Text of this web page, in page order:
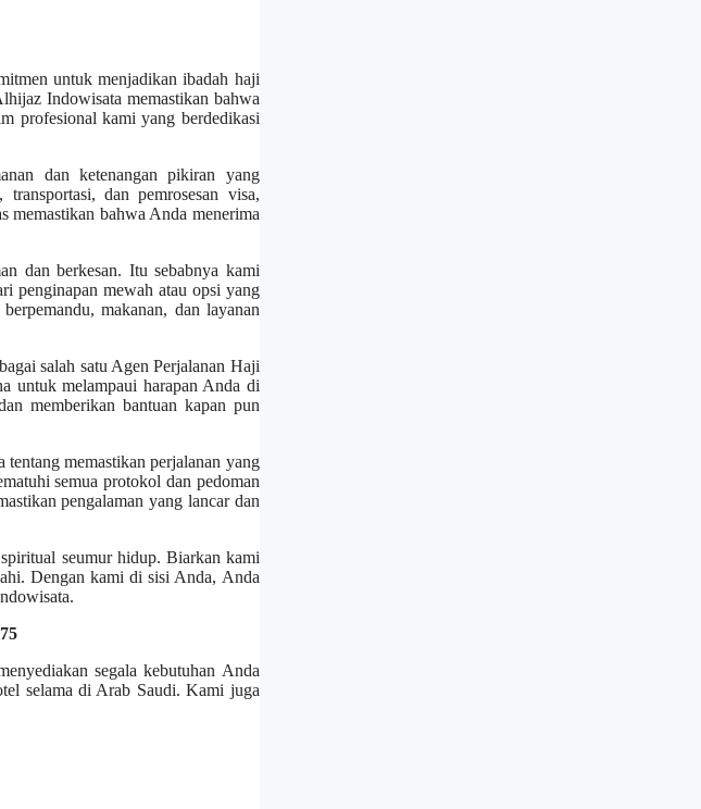
untuk menjadikan ibadah haji
Indowisata memastikan bahwa
profesional kami yang berdedikasi
dan ketenangan pikiran yang
dan pemrosesan visa,
memastikan bahwa Anda menerima
dan berkesan. Itu sebabnya kami
penginapan mewah atau opsi yang
makanan, dan layanan
salah satu Agen Perjalanan Haji
untuk melampaui harapan Anda di
memberikan bantuan kapan pun
memastikan perjalanan yang
semua protokol dan pedoman
pengalaman yang lancar dan
seumur hidup. Biarkan kami
Dengan kami di sisi Anda, Anda
segala kebutuhan Anda
selama di Arab Saudi. Kami juga